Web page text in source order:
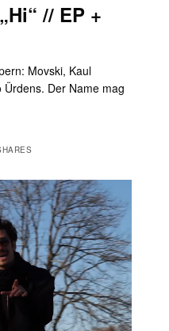
// EP +
Movski, Kaul
Der Name mag